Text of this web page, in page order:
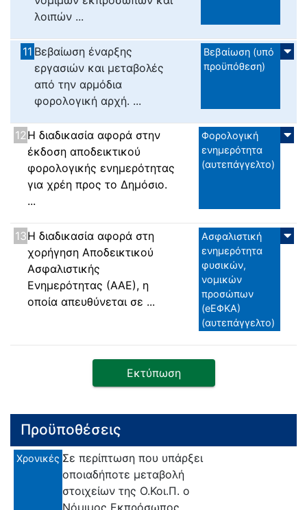
λοιπών ...
11 Βεβαίωση έναρξης
εργασιών και μεταβολές
από την αρμόδια
φορολογική αρχή. ...
Βεβαίωση (υπό
προϋπόθεση)
12Η διαδικασία αφορά στην
έκδοση αποδεικτικού
φορολογικής ενημερότητας
για χρέη προς το Δημόσιο.
...
Φορολογική
ενημερότητα
(αυτεπάγγελτο)
13Η διαδικασία αφορά στη
χορήγηση Αποδεικτικού
Ασφαλιστικής
Ενημερότητας (ΑΑΕ), η
οποία απευθύνεται σε ...
Ασφαλιστική
ενημερότητα
φυσικών,
νομικών
προσώπων
(eΕΦΚΑ)
(αυτεπάγγελτο)
Εκτύπωση
Προϋποθέσεις
Χρονικές Σε περίπτωση που υπάρξει
οποιαδήποτε μεταβολή
στοιχείων της Ο.Κοι.Π. ο